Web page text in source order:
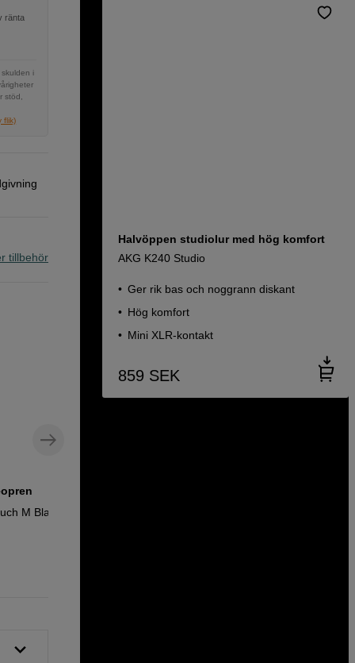
ränta
i
stöd,
flik)
tillbehör
M Black
Halvöppen studiolur med hög komfort
AKG K240 Studio
Ger rik bas och noggrann diskant
Hög komfort
Mini XLR-kontakt
859 SEK